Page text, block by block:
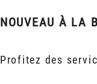
NOUVEAU À LA
Profitez des